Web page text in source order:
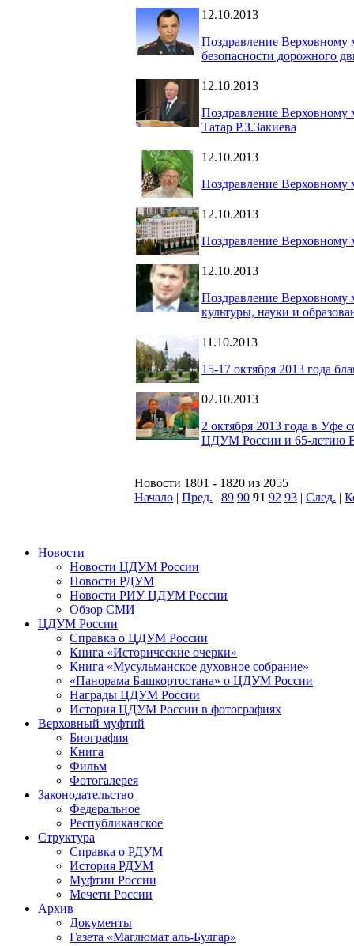
12.10.2013
Поздравление Верховному
безопасности дорожного
12.10.2013
Поздравление Верховному
Татар Р.З.Закиева
12.10.2013
Поздравление
12.10.2013
Поздравление
12.10.2013
Поздравление
культуры, науки и
11.10.2013
15-17 октября 2013 года
02.10.2013
2 октября 2013 года в Уфе
ЦДУМ России и 65-летию
Новости 1801 - 1820 из 2055
Начало | Пред. | 89 90 91 92 93 | След. |
Новости
Новости ЦДУМ России
Новости РДУМ
Новости РИУ ЦДУМ России
Обзор СМИ
ЦДУМ России
Справка о ЦДУМ России
Книга «Исторические очерки»
Книга «Мусульманское духовное собрание»
«Панорама Башкортостана» о ЦДУМ России
Награды ЦДУМ России
История ЦДУМ России в фотографиях
Верховный муфтий
Биография
Книга
Фильм
Фотогалерея
Законодательство
Федеральное
Республиканское
Структура
Справка о РДУМ
История РДУМ
Муфтии России
Мечети России
Архив
Документы
Газета «Маглюмат аль-Булгар»